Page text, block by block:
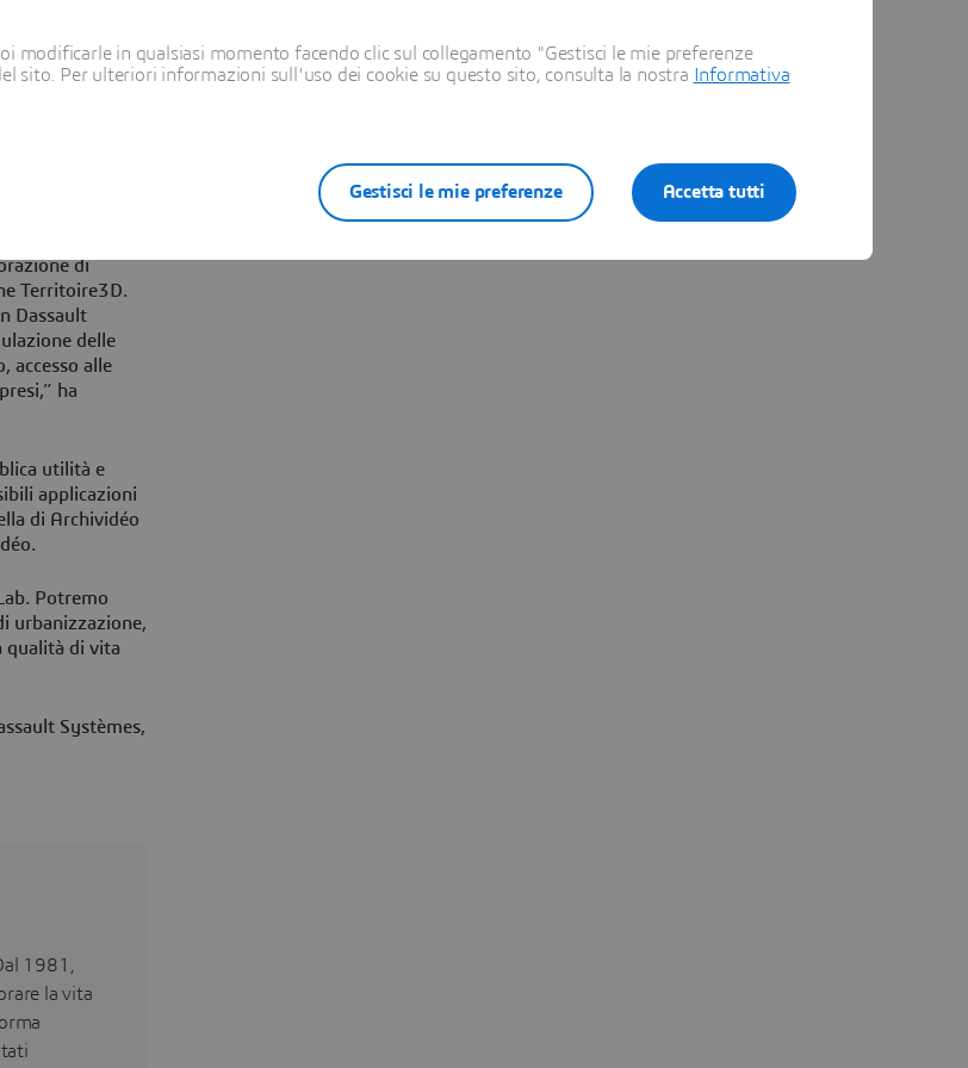
e precisa
mettendo a
gli attori
di
e una
di
Territoire3D.
Dassault
delle
accesso alle
ha
utilità e
applicazioni
di Archividéo
Potremo
urbanizzazione,
qualità di vita
Systèmes,
1981,
la vita
modificarle in qualsiasi momento facendo clic sul collegamento "Gestisci le mie preferenze
sito. Per ulteriori informazioni sull'uso dei cookie su questo sito, consulta la nostra
Informativa
Accetta tutti
Gestisci le mie preferenze